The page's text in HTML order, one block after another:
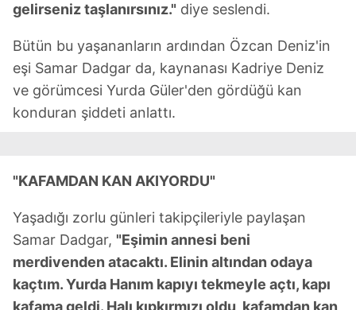
gelirseniz taşlanırsınız." diye seslendi.
Bütün bu yaşananların ardından Özcan Deniz'in
eşi Samar Dadgar da, kaynanası Kadriye Deniz
ve görümcesi Yurda Güler'den gördüğü kan
konduran şiddeti anlattı.
"KAFAMDAN KAN AKIYORDU"
Yaşadığı zorlu günleri takipçileriyle paylaşan
Samar Dadgar, "Eşimin annesi beni
merdivenden atacaktı. Elinin altından odaya
kaçtım. Yurda Hanım kapıyı tekmeyle açtı, kapı
kafama geldi. Halı kıpkırmızı oldu, kafamdan kan